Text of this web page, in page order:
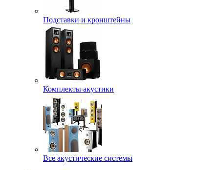
Подставки и кронштейны
Комплекты акустики
Все акустические системы